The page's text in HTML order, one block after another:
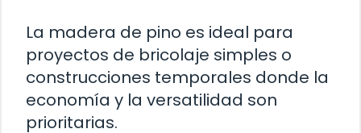
La madera de pino es ideal para
proyectos de bricolaje simples o
construcciones temporales donde la
economía y la versatilidad son
prioritarias.